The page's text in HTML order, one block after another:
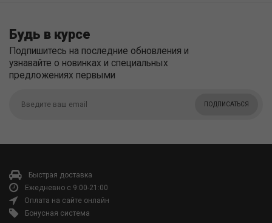
Будь в курсе
Подпишитесь на последние обновления и
узнавайте о новинках и специальных
предложениях первыми
ПОДПИСАТЬСЯ
Быстрая доставка
Ежедневно с 9:00-21:00
Оплата на сайте онлайн
Бонусная система